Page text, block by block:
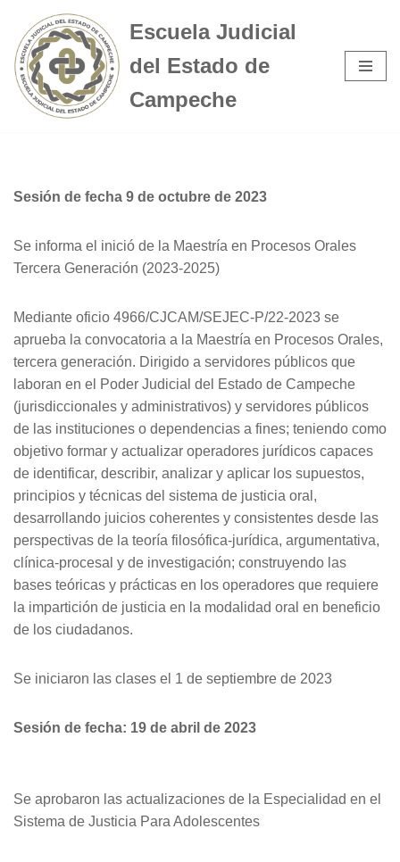
Saltar
al
contenido
Escuela Judicial
del Estado de
Campeche
Sesión de fecha 9 de octubre de 2023
Se informa el inició de la Maestría en Procesos Orales
Tercera Generación (2023-2025)
Mediante oficio 4966/CJCAM/SEJEC-P/22-2023 se
aprueba la convocatoria a la Maestría en Procesos Orales,
tercera generación. Dirigido a servidores públicos que
laboran en el Poder Judicial del Estado de Campeche
(jurisdiccionales y administrativos) y servidores públicos
de las instituciones o dependencias a fines; teniendo como
objetivo formar y actualizar operadores jurídicos capaces
de identificar, describir, analizar y aplicar los supuestos,
principios y técnicas del sistema de justicia oral,
desarrollando juicios coherentes y consistentes desde las
perspectivas de la teoría filosófica-jurídica, argumentativa,
clínica-procesal y de investigación; construyendo las
bases teóricas y prácticas en los operadores que requiere
la impartición de justicia en la modalidad oral en beneficio
de los ciudadanos.
Se iniciaron las clases el 1 de septiembre de 2023
Sesión de fecha: 19 de abril de 2023
Se aprobaron las actualizaciones de la Especialidad en el
Sistema de Justicia Para Adolescentes